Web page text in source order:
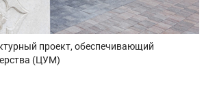
проект, обеспечивающий
(ЦУМ)